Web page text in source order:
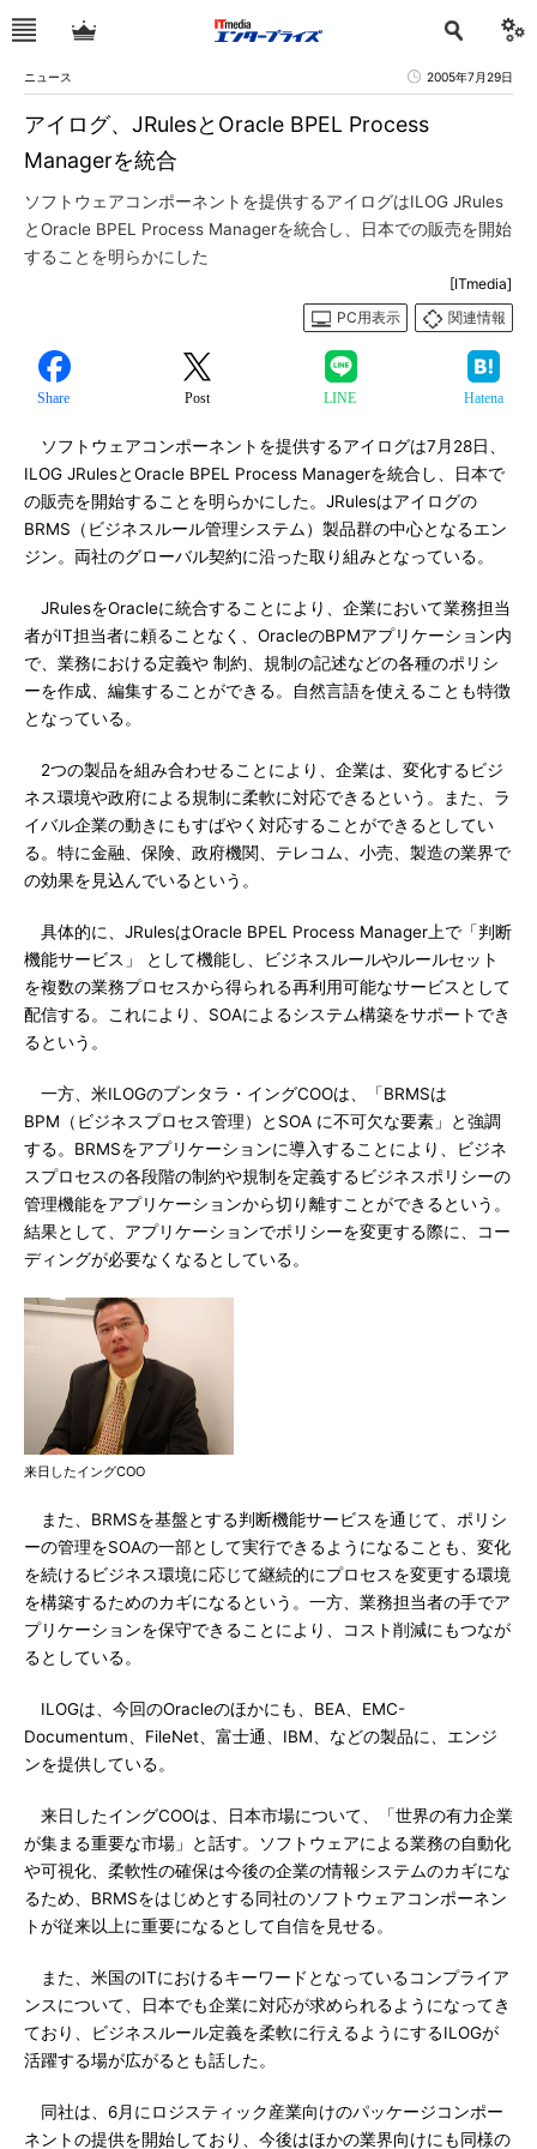
ニュース 2005年7月29日
アイログ、JRulesとOracle BPEL Process
Managerを統合
ソフトウェアコンポーネントを提供するアイログはILOG JRules
とOracle BPEL Process Managerを統合し、日本での販売を開始
することを明らかにした
[ITmedia]
PC用表示
関連情報
Share Post LINE Hatena
ソフトウェアコンポーネントを提供するアイログは7月28日、
ILOG JRulesとOracle BPEL Process Managerを統合し、日本で
の販売を開始することを明らかにした。JRulesはアイログの
BRMS（ビジネスルール管理システム）製品群の中心となるエン
ジン。両社のグローバル契約に沿った取り組みとなっている。
JRulesをOracleに統合することにより、企業において業務担当
者がIT担当者に頼ることなく、OracleのBPMアプリケーション内
で、業務における定義や 制約、規制の記述などの各種のポリシ
ーを作成、編集することができる。自然言語を使えることも特徴
となっている。
2つの製品を組み合わせることにより、企業は、変化するビジ
ネス環境や政府による規制に柔軟に対応できるという。また、ラ
イバル企業の動きにもすばやく対応することができるとしてい
る。特に金融、保険、政府機関、テレコム、小売、製造の業界で
の効果を見込んでいるという。
具体的に、JRulesはOracle BPEL Process Manager上で「判断
機能サービス」 として機能し、ビジネスルールやルールセット
を複数の業務プロセスから得られる再利用可能なサービスとして
配信する。これにより、SOAによるシステム構築をサポートでき
るという。
一方、米ILOGのブンタラ・イングCOOは、「BRMSは
BPM（ビジネスプロセス管理）とSOA に不可欠な要素」と強調
する。BRMSをアプリケーションに導入することにより、ビジネ
スプロセスの各段階の制約や規制を定義するビジネスポリシーの
管理機能をアプリケーションから切り離すことができるという。
結果として、アプリケーションでポリシーを変更する際に、コー
ディングが必要なくなるとしている。
来日したイングCOO
また、BRMSを基盤とする判断機能サービスを通じて、ポリシ
ーの管理をSOAの一部として実行できるようになることも、変化
を続けるビジネス環境に応じて継続的にプロセスを変更する環境
を構築するためのカギになるという。一方、業務担当者の手でア
プリケーションを保守できることにより、コスト削減にもつなが
るとしている。
ILOGは、今回のOracleのほかにも、BEA、EMC-
Documentum、FileNet、富士通、IBM、などの製品に、エンジ
ンを提供している。
来日したイングCOOは、日本市場について、「世界の有力企業
が集まる重要な市場」と話す。ソフトウェアによる業務の自動化
や可視化、柔軟性の確保は今後の企業の情報システムのカギにな
るため、BRMSをはじめとする同社のソフトウェアコンポーネン
トが従来以上に重要になるとして自信を見せる。
また、米国のITにおけるキーワードとなっているコンプライア
ンスについて、日本でも企業に対応が求められるようになってき
ており、ビジネスルール定義を柔軟に行えるようにするILOGが
活躍する場が広がるとも話した。
同社は、6月にロジスティック産業向けのパッケージコンポー
ネントの提供を開始しており、今後はほかの業界向けにも同様の